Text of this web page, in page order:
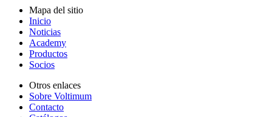
Mapa del sitio
Inicio
Noticias
Academy
Productos
Socios
Otros enlaces
Sobre Voltimum
Contacto